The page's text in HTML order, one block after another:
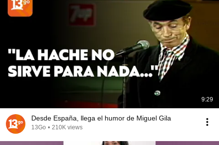
9:29
Desde España, llega el humor de Miguel Gila
13Go • 210K views